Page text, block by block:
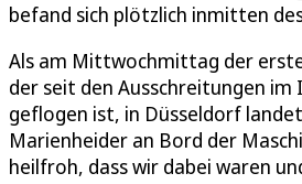
befand sich plötzlich inmitten
Als am Mittwochmittag der
der seit den Ausschreitungen im
geflogen ist, in Düsseldorf
Marienheider an Bord der
heilfroh, dass wir dabei waren